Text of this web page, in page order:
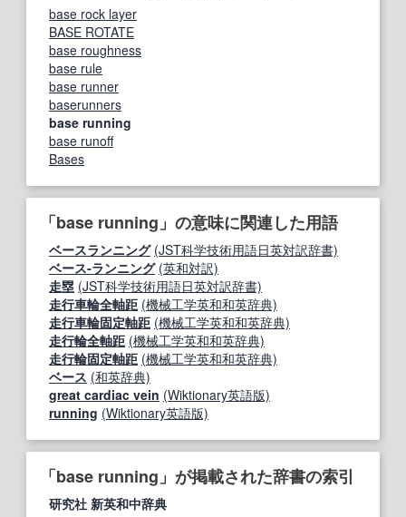
base rock layer
BASE ROTATE
base roughness
base rule
base runner
baserunners
base running
base runoff
Bases
「base running」の意味に関連した用語
ベースランニング (JST科学技術用語日英対訳辞書)
ベース‐ランニング (英和対訳)
走塁 (JST科学技術用語日英対訳辞書)
走行車輪全軸距 (機械工学英和和英辞典)
走行車輪固定軸距 (機械工学英和和英辞典)
走行輪全軸距 (機械工学英和和英辞典)
走行輪固定軸距 (機械工学英和和英辞典)
ベース (和英辞典)
great cardiac vein (Wiktionary英語版)
running (Wiktionary英語版)
「base running」が掲載された辞書の索引
研究社 新英和中辞典